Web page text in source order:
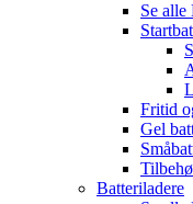
Se alle
Fritid
Gel
Batteriladere